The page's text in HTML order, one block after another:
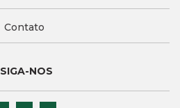
Contato
SIGA-NOS